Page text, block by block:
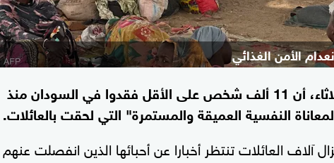
أعلنت اللجنة الدولية للصليب الأحمر، الثلاثاء، أن 11 ألف شخص على الأقل فقدوا في السودان منذ
آلاف العائلات تنتظر أخبارا عن أحبائها الذين انفصلت عنهم